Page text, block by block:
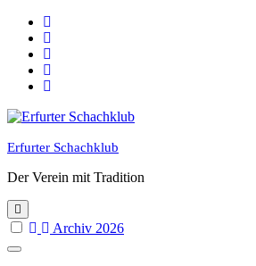
Skip
content
Erfurter Schachklub
Der Verein mit Tradition
Archiv 2026